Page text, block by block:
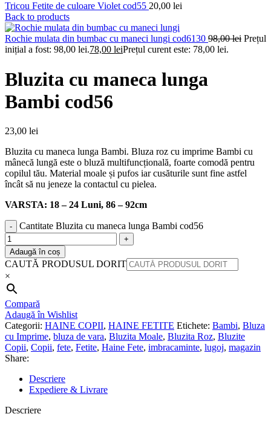
Tricou Fetite de culoare Violet cod55 20,00 lei
Back to products
Rochie mulata din bumbac cu maneci lungi cod6130 98,00lei Prețul
inițial a fost: 98,00 lei.78,00 leiPrețul curent este: 78,00 lei.
Bluzita cu maneca lunga
Bambi cod56
23,00 lei
Bluzita cu maneca lunga Bambi. Bluza roz cu imprime Bambi cu
mânecă lungă este o bluză multifuncțională, foarte comodă pentru
copilul tău. Material moale și pufos iar cusăturile sunt fine astfel
încât să nu jeneze la contactul cu pielea.
VARSTA: 18 – 24 Luni, 86 – 92cm
Cantitate Bluzita cu maneca lunga Bambi cod56
Adaugă în coș
CAUTĂ PRODUSUL DORIT
×
Compară
Adaugă în Wishlist
Categorii: HAINE COPII, HAINE FETITE Etichete: Bambi, Bluza
cu Imprime, bluza de vara, Bluzita Moale, Bluzita Roz, Bluzite
Copii, Copii, fete, Fetite, Haine Fete, imbracaminte, lugoj, magazin
Share:
Descriere
Expediere & Livrare
Descriere